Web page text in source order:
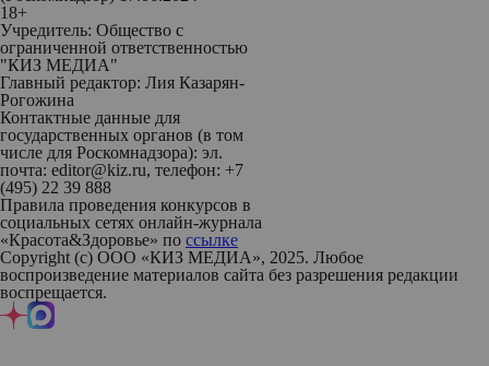
18+
Учредитель: Общество с
ограниченной ответственностью
"КИЗ МЕДИА"
Главный редактор: Лия Казарян-
Рогожина
Контактные данные для
государственных органов (в том
числе для Роскомнадзора): эл.
почта: editor@kiz.ru, телефон: +7
(495) 22 39 888
Правила проведения конкурсов в
социальных сетях онлайн-журнала
«Красота&Здоровье» по ссылке
Copyright (с) ООО «КИЗ МЕДИА», 2025. Любое
воспроизведение материалов сайта без разрешения редакции
воспрещается.